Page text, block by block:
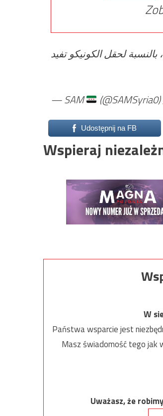
لحقل الكونيكو تفيد
— SAM
(@SAMSyria0)
Udostępnij na FB
Wspieraj
W
Państwa wsparcie jest
Masz świadomość tego jak
Uważasz, że